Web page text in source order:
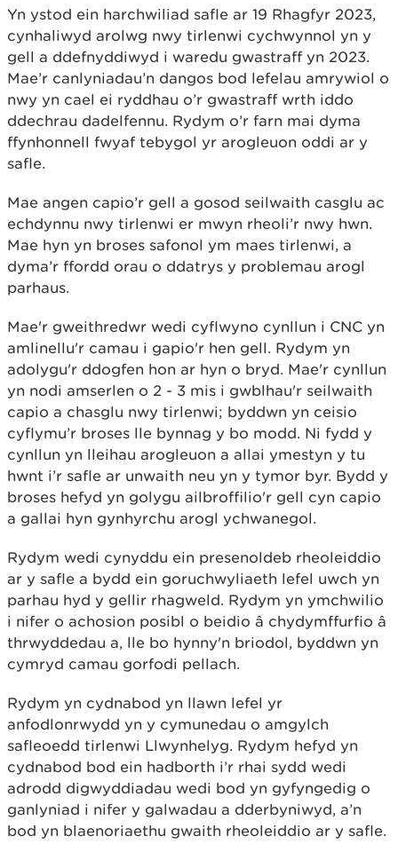
Yn ystod ein harchwiliad safle ar 19 Rhagfyr 2023,
cynhaliwyd arolwg nwy tirlenwi cychwynnol yn y
gell a ddefnyddiwyd i waredu gwastraff yn 2023.
Mae’r canlyniadau’n dangos bod lefelau amrywiol o
nwy yn cael ei ryddhau o’r gwastraff wrth iddo
ddechrau dadelfennu. Rydym o’r farn mai dyma
ffynhonnell fwyaf tebygol yr arogleuon oddi ar y
safle.
Mae angen capio’r gell a gosod seilwaith casglu ac
echdynnu nwy tirlenwi er mwyn rheoli’r nwy hwn.
Mae hyn yn broses safonol ym maes tirlenwi, a
dyma’r ffordd orau o ddatrys y problemau arogl
parhaus.
Mae'r gweithredwr wedi cyflwyno cynllun i CNC yn
amlinellu'r camau i gapio'r hen gell. Rydym yn
adolygu'r ddogfen hon ar hyn o bryd. Mae'r cynllun
yn nodi amserlen o 2 - 3 mis i gwblhau'r seilwaith
capio a chasglu nwy tirlenwi; byddwn yn ceisio
cyflymu’r broses lle bynnag y bo modd. Ni fydd y
cynllun yn lleihau arogleuon a allai ymestyn y tu
hwnt i’r safle ar unwaith neu yn y tymor byr. Bydd y
broses hefyd yn golygu ailbroffilio'r gell cyn capio
a gallai hyn gynhyrchu arogl ychwanegol.
Rydym wedi cynyddu ein presenoldeb rheoleiddio
ar y safle a bydd ein goruchwyliaeth lefel uwch yn
parhau hyd y gellir rhagweld. Rydym yn ymchwilio
i nifer o achosion posibl o beidio â chydymffurfio â
thrwyddedau a, lle bo hynny'n briodol, byddwn yn
cymryd camau gorfodi pellach.
Rydym yn cydnabod yn llawn lefel yr
anfodlonrwydd yn y cymunedau o amgylch
safleoedd tirlenwi Llwynhelyg. Rydym hefyd yn
cydnabod bod ein hadborth i’r rhai sydd wedi
adrodd digwyddiadau wedi bod yn gyfyngedig o
ganlyniad i nifer y galwadau a dderbyniwyd, a’n
bod yn blaenoriaethu gwaith rheoleiddio ar y safle.